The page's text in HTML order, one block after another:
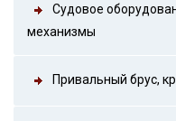
Судовое
механизмы
Привальный брус,